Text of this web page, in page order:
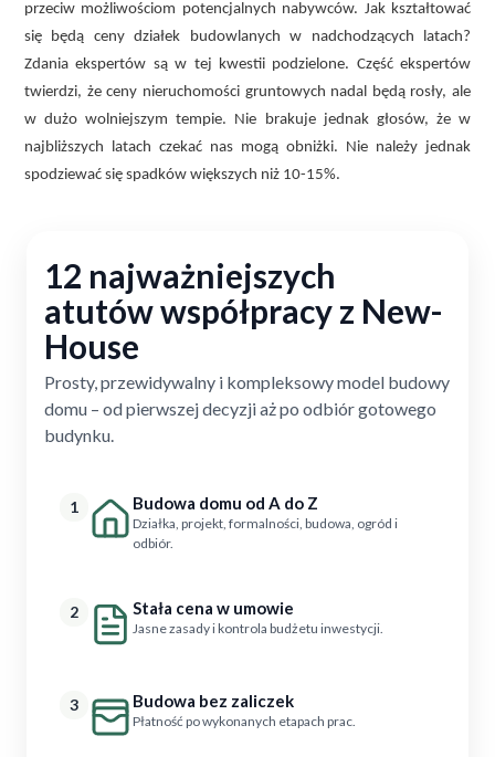
przeciw możliwościom potencjalnych nabywców. Jak kształtować
się będą ceny działek budowlanych w nadchodzących latach?
Zdania ekspertów są w tej kwestii podzielone. Część ekspertów
twierdzi, że ceny nieruchomości gruntowych nadal będą rosły, ale
w dużo wolniejszym tempie. Nie brakuje jednak głosów, że w
najbliższych latach czekać nas mogą obniżki. Nie należy jednak
spodziewać się spadków większych niż 10-15%.
12 najważniejszych
atutów współpracy z New-
House
Prosty, przewidywalny i kompleksowy model budowy
domu – od pierwszej decyzji aż po odbiór gotowego
budynku.
1 Budowa domu od A do Z
Działka, projekt, formalności, budowa, ogród i
odbiór.
2 Stała cena w umowie
Jasne zasady i kontrola budżetu inwestycji.
3 Budowa bez zaliczek
Płatność po wykonanych etapach prac.